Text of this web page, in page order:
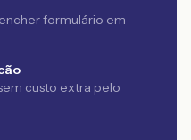
formulário em
custo extra pelo